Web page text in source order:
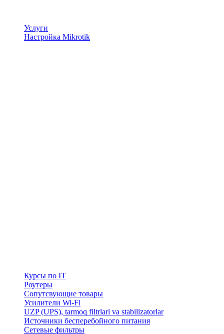
Услуги
Настройка Mikrotik
Курсы по IT
Роутеры
Сопутсвующие товары
Усилители Wi-Fi
UZP (UPS), tarmoq filtrlari va stabilizatorlar
Источники бесперебойного питания
Сетевые фильтры